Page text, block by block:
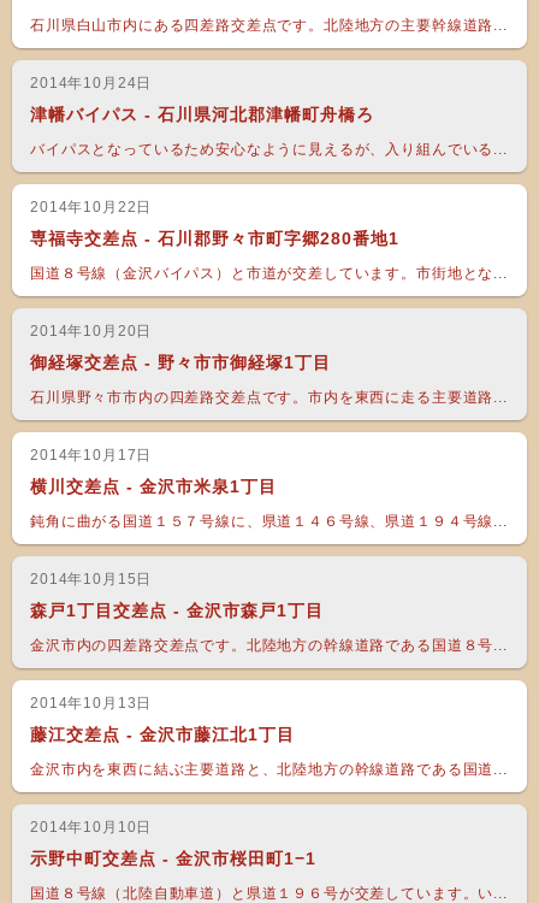
石川県白山市内にある四差路交差点です。北陸地方の主要幹線道路...
2014年10月24日
津幡バイパス - 石川県河北郡津幡町舟橋ろ
バイパスとなっているため安心なように見えるが、入り組んでいる...
2014年10月22日
専福寺交差点 - 石川郡野々市町字郷280番地1
国道８号線（金沢バイパス）と市道が交差しています。市街地とな...
2014年10月20日
御経塚交差点 - 野々市市御経塚1丁目
石川県野々市市内の四差路交差点です。市内を東西に走る主要道路...
2014年10月17日
横川交差点 - 金沢市米泉1丁目
鈍角に曲がる国道１５７号線に、県道１４６号線、県道１９４号線...
2014年10月15日
森戸1丁目交差点 - 金沢市森戸1丁目
金沢市内の四差路交差点です。北陸地方の幹線道路である国道８号...
2014年10月13日
藤江交差点 - 金沢市藤江北1丁目
金沢市内を東西に結ぶ主要道路と、北陸地方の幹線道路である国道...
2014年10月10日
示野中町交差点 - 金沢市桜田町1−1
国道８号線（北陸自動車道）と県道１９６号が交差しています。い...